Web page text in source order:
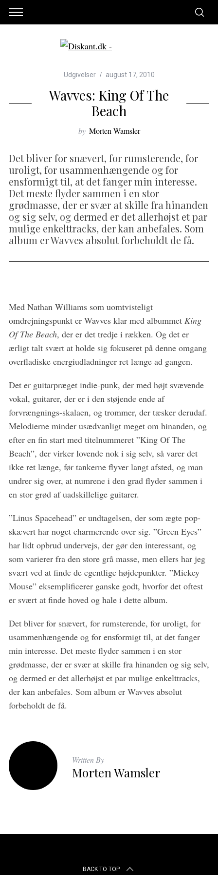
Udgivelser august 17, 2010
Wavves: King Of The
Beach
by Morten Wamsler
Det bliver for snævert, for rumsterende, for
uroligt, for usammenhængende og for
ensformigt til, at det fanger min interesse.
Det meste flyder sammen i en stor
grødmasse, der er svær at skille fra hinanden
og sig selv, og dermed er det allerhøjst et par
mulige enkelttracks, der kan anbefales. Som
album er Wavves absolut forbeholdt de få.
Med Nathan Williams som uomtvisteligt
omdrejningspunkt er Wavves klar med albummet King
Of The Beach, der er det tredje i rækken. Og det er
ærligt talt svært at holde sig fokuseret på denne omgang
overfladiske energiudladninger ret længe ad gangen.
Det er guitarpræget indie-punk, der med højt svævende
vokal, guitarer, der er i den støjende ende af
forvrængnings-skalaen, og trommer, der tæsker derudaf.
Melodierne minder usædvanligt meget om hinanden, og
efter en fin start med titelnummeret ”King Of The
Beach”, der virker lovende nok i sig selv, så varer det
ikke ret længe, før tankerne flyver langt afsted, og man
undrer sig over, at numrene i den grad flyder sammen i
en stor grød af uadskillelige guitarer.
”Linus Spacehead” er undtagelsen, der som ægte pop-
skævert har noget charmerende over sig. ”Green Eyes”
har lidt opbrud undervejs, der gør den interessant, og
som varierer fra den store grå masse, men ellers har jeg
svært ved at finde de egentlige højdepunkter. ”Mickey
Mouse” eksemplificerer ganske godt, hvorfor det oftest
er svært at finde hoved og hale i dette album.
Det bliver for snævert, for rumsterende, for uroligt, for
usammenhængende og for ensformigt til, at det fanger
min interesse. Det meste flyder sammen i en stor
grødmasse, der er svær at skille fra hinanden og sig selv,
og dermed er det allerhøjst et par mulige enkelttracks,
der kan anbefales. Som album er Wavves absolut
forbeholdt de få.
Written By
Morten Wamsler
BACK TO TOP
e
a
r
o